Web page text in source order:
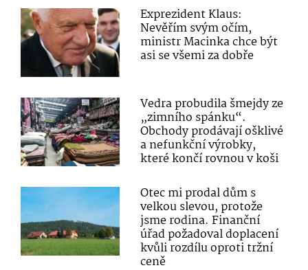
Exprezident Klaus:
Nevěřím svým očím,
ministr Macinka chce být
asi se všemi za dobře
Vedra probudila šmejdy ze
„zimního spánku“.
Obchody prodávají ošklivé
a nefunkční výrobky,
které končí rovnou v koši
Otec mi prodal dům s
velkou slevou, protože
jsme rodina. Finanční
úřad požadoval doplacení
kvůli rozdílu oproti tržní
ceně